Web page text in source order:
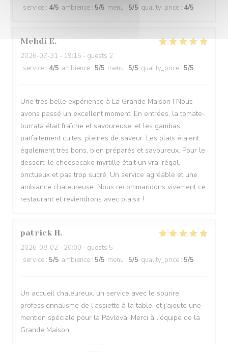
service : 4/5 ambience : 5/5 menu : 5/5 quality_price : 4/5
Mehdi E
2026-07-31 - 19:15 - guests 2
service : 4/5 ambience : 5/5 menu : 5/5 quality_price : 5/5
Une très belle expérience à La Grande Maison ! Nous
avons passé un excellent moment. En entrées, la tomate-
burrata était fraîche et savoureuse, et les gambas
parfaitement cuites, pleines de saveur. Les plats étaient
également très bons, bien préparés et savoureux. Pour le
dessert, le cheesecake myrtille était un vrai régal,
onctueux et pas trop sucré. Un service agréable et une
ambiance chaleureuse. Nous recommandons vivement ce
restaurant et reviendrons avec plaisir !
patrick H
2026-08-02 - 20:00 - guests 5
service : 5/5 ambience : 5/5 menu : 5/5 quality_price : 5/5
Un accueil chaleureux, un service avec le sourire,
professionnalisme de l'assiette à la table, et j'ajoute une
mention spéciale pour la Pavlova. Merci à l'équipe de la
Grande Maison.